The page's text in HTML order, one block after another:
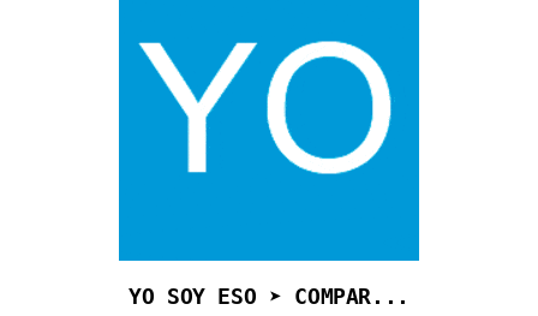
YO SOY ESO ➤ COMPAR...